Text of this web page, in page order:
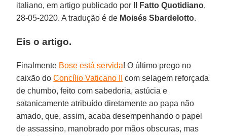
italiano, em artigo publicado por
Il Fatto Quotidiano,
28-05-2020. A tradução é de Moisés Sbardelotto.
Eis o artigo.
Finalmente Bose está servida! O último prego no
caixão doConcílio Vaticano II
com selagem reforçada
de chumbo, feito com sabedoria, astúcia e
satanicamente atribuído diretamente ao papa não
amado, que, assim, acaba desempenhando o papel
de assassino, manobrado por mãos obscuras, mas